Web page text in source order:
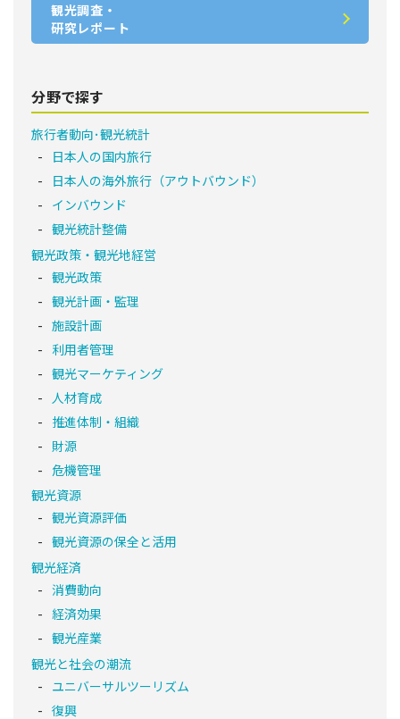
観光調査・
研究レポート
分野で探す
旅行者動向･観光統計
日本人の国内旅行
日本人の海外旅行（アウトバウンド）
インバウンド
観光統計整備
観光政策・観光地経営
観光政策
観光計画・監理
施設計画
利用者管理
観光マーケティング
人材育成
推進体制・組織
財源
危機管理
観光資源
観光資源評価
観光資源の保全と活用
観光経済
消費動向
経済効果
観光産業
観光と社会の潮流
ユニバーサルツーリズム
復興